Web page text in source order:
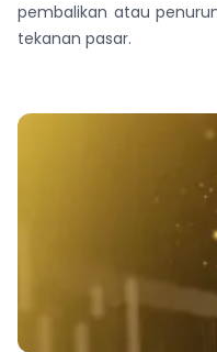
pembalikan atau
tekanan pasar.